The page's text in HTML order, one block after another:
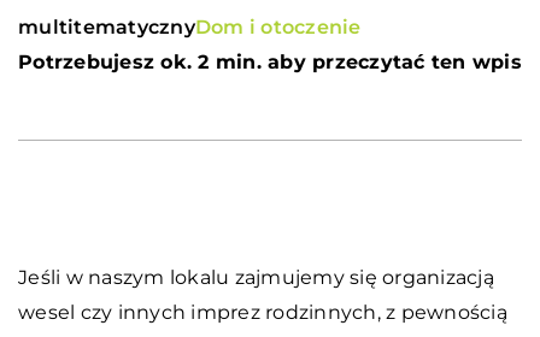
multitematycznyDom i otoczenie
Potrzebujesz ok. 2 min. aby przeczytać ten wpis
Jeśli w naszym lokalu zajmujemy się organizacją
wesel czy innych imprez rodzinnych, z pewnością